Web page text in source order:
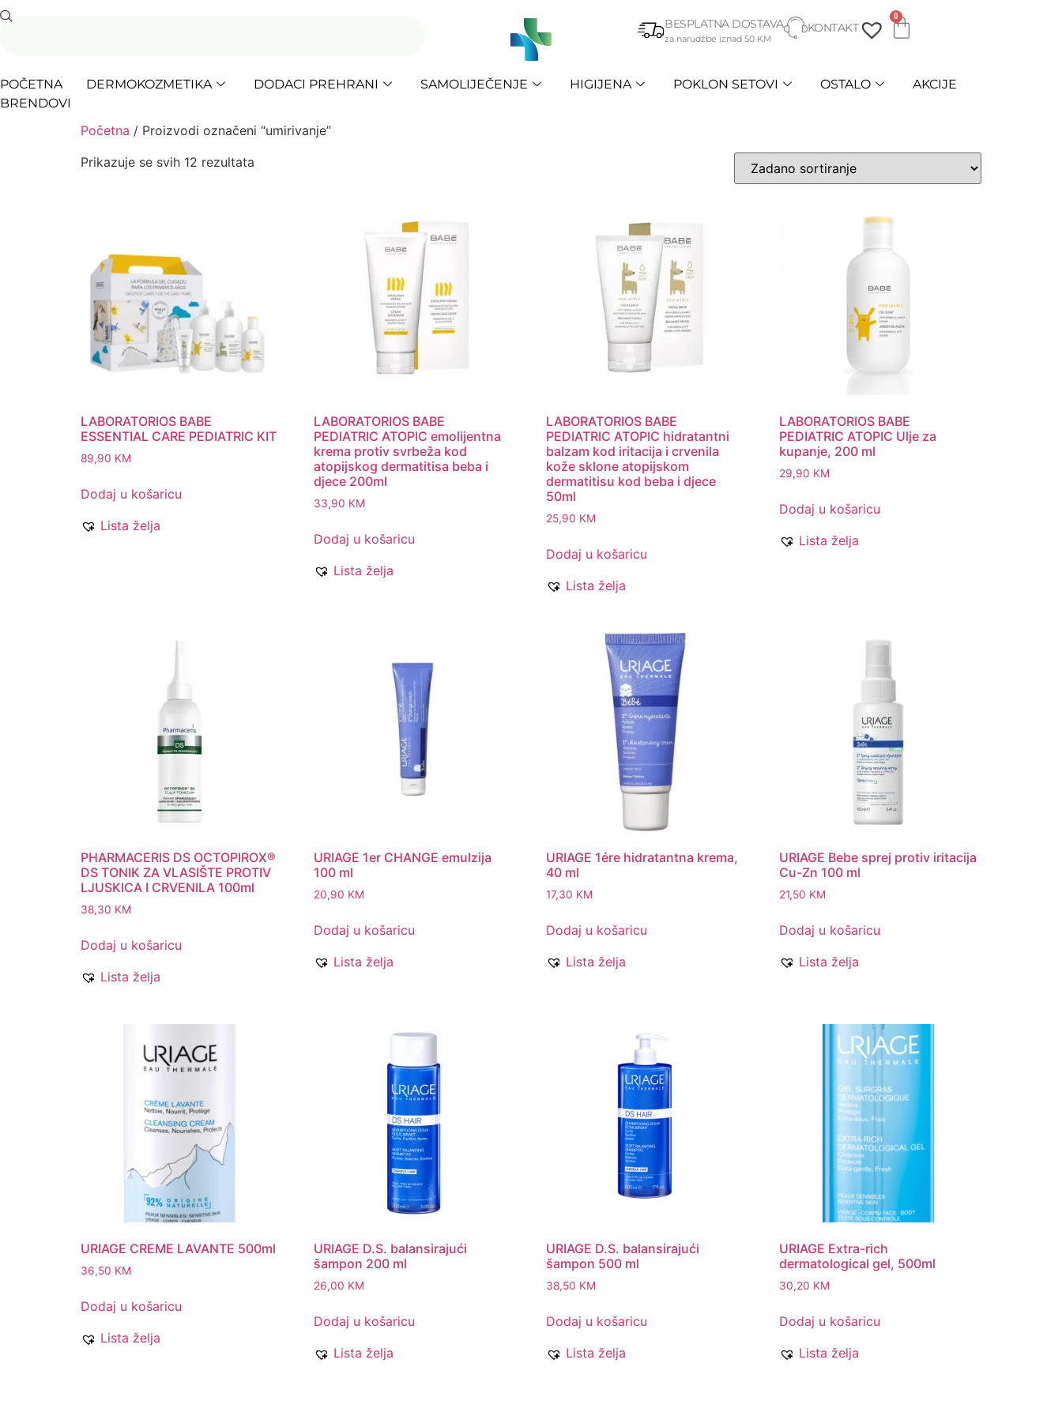
BESPLATNA DOSTAVA
za narudžbe iznad 50 KM
KONTAKT
0
POČETNA DERMOKOZMETIKA DODACI PREHRANI SAMOLIJEČENJE HIGIJENA POKLON SETOVI OSTALO
AKCIJE
BRENDOVI
Početna / Proizvodi označeni “umirivanje”
Prikazuje se svih 12 rezultata
LABORATORIOS BABE
ESSENTIAL CARE PEDIATRIC KIT
89,90 KM
Dodaj u košaricu
Lista želja
LABORATORIOS BABE
PEDIATRIC ATOPIC emolijentna
krema protiv svrbeža kod
atopijskog dermatitisa beba i
djece 200ml
33,90 KM
Dodaj u košaricu
Lista želja
LABORATORIOS BABE
PEDIATRIC ATOPIC hidratantni
balzam kod iritacija i crvenila
kože sklone atopijskom
dermatitisu kod beba i djece
50ml
25,90 KM
Dodaj u košaricu
Lista želja
LABORATORIOS BABE
PEDIATRIC ATOPIC Ulje za
kupanje, 200 ml
29,90 KM
Dodaj u košaricu
Lista želja
PHARMACERIS DS OCTOPIROX®
DS TONIK ZA VLASIŠTE PROTIV
LJUSKICA I CRVENILA 100ml
38,30 KM
Dodaj u košaricu
Lista želja
URIAGE 1er CHANGE emulzija
100 ml
20,90 KM
Dodaj u košaricu
Lista želja
URIAGE 1ére hidratantna krema,
40 ml
17,30 KM
Dodaj u košaricu
Lista želja
URIAGE Bebe sprej protiv iritacija
Cu-Zn 100 ml
21,50 KM
Dodaj u košaricu
Lista želja
URIAGE CREME LAVANTE 500ml
36,50 KM
Dodaj u košaricu
Lista želja
URIAGE D.S. balansirajući
šampon 200 ml
26,00 KM
Dodaj u košaricu
Lista želja
URIAGE D.S. balansirajući
šampon 500 ml
38,50 KM
Dodaj u košaricu
Lista želja
URIAGE Extra-rich
dermatological gel, 500ml
30,20 KM
Dodaj u košaricu
Lista želja